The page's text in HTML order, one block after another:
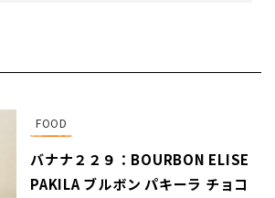
FOOD
バナナ２２９：BOURBON ELISE
PAKILA ブルボン パキーラ チョコ